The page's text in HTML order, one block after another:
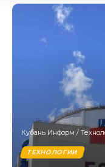
Кубань Информ /
ТЕХНОЛОГИИ